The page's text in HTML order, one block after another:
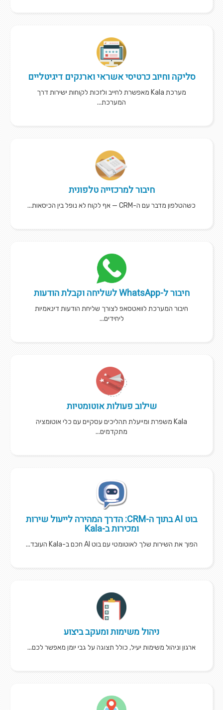
סליקה וחיוב כרטיסי אשראי וארנקים דיגיטליים
מערכת Kala מאפשרת לחייב ולזכות לקוחות ישירות דרך
המערכת...
חיבור למרכזייה טלפונית
כשהטלפון מדבר עם ה-CRM — אף לקוח לא נופל בין הכיסאות...
חיבור ל-WhatsApp לשליחה וקבלת הודעות
חיבור המערכת לוואטסאפ לצורך שליחת הודעות דינאמיות
ליחידים...
שילוב פעולות אוטומטיות
Kala משפרת ומייעלת תהליכים עסקיים עם כלי אוטומציה
מתקדמים...
בוט AI בתוך ה-CRM: הדרך המהירה לייעול שירות
ומכירות ב-Kala
הפוך את השירות שלך לאוטומטי עם בוט AI חכם ב-Kala העובד...
ניהול משימות ומעקב ביצוע
ארגון וניהול משימות יעיל, כולל תצוגה על גבי יומן מאפשר לכם...